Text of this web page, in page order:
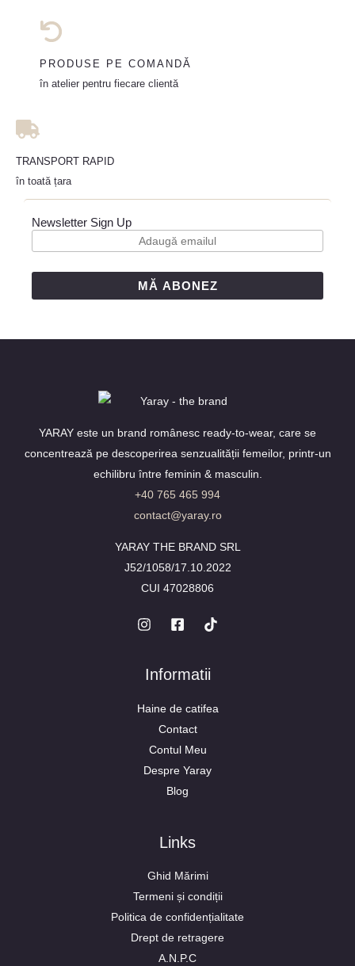
PRODUSE PE COMANDĂ
în atelier pentru fiecare clientă
TRANSPORT RAPID
în toată țara
Newsletter Sign Up
MĂ ABONEZ
YARAY este un brand românesc ready-to-wear, care se
concentrează pe descoperirea senzualității femeilor, printr-un
echilibru între feminin & masculin.
+40 765 465 994
contact@yaray.ro
YARAY THE BRAND SRL
J52/1058/17.10.2022
CUI 47028806
Informatii
Haine de catifea
Contact
Contul Meu
Despre Yaray
Blog
Links
Ghid Mărimi
Termeni și condiții
Politica de confidențialitate
Drept de retragere
A.N.P.C